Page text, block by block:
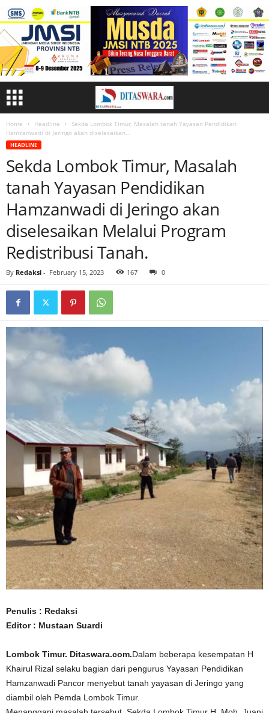
Home Headline
Sekda Lombok Timur, Masalah tanah Yayasan Pendidikan
Hamzanwadi di Jeringo akan diselesaikan...
HEADLINE
Sekda Lombok Timur, Masalah
tanah Yayasan Pendidikan
Hamzanwadi di Jeringo akan
diselesaikan Melalui Program
Redistribusi Tanah.
By Redaksi - February 15, 2023 167 0
Penulis : Redaksi
Editor : Mustaan Suardi
Lombok Timur. Ditaswara.com.Dalam beberapa kesempatan H
Khairul Rizal selaku bagian dari pengurus Yayasan Pendidikan
Hamzanwadi Pancor menyebut tanah yayasan di Jeringo yang
diambil oleh Pemda Lombok Timur.